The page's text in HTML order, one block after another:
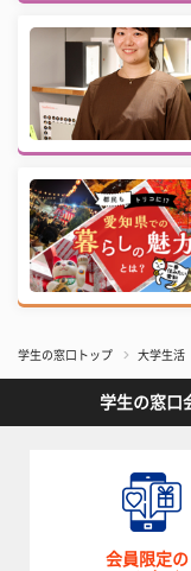
学生の窓口トップ 大学生活
学生の窓口
会員限定の